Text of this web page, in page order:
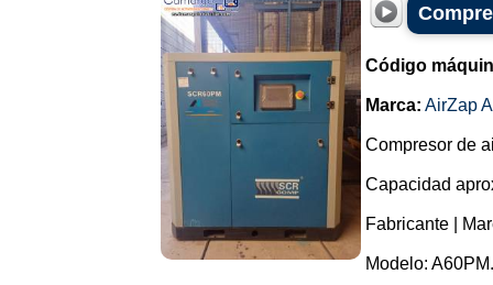
Código
Marca: AirZap
Compresor de
Capacidad
Fabricante |
Modelo: A60PM.